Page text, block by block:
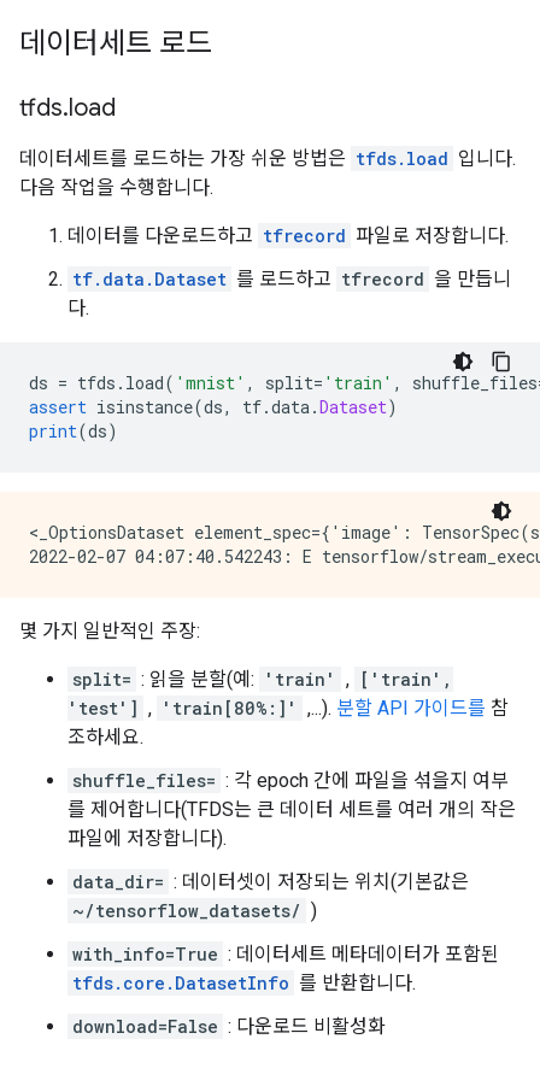
데이터세트 로드
tfds.load
데이터세트를 로드하는 가장 쉬운 방법은 tfds.load 입니다.
다음 작업을 수행합니다.
데이터를 다운로드하고 tfrecord 파일로 저장합니다.
tf.data.Dataset 를 로드하고 tfrecord 을 만듭니
다.
ds = tfds . load( 'mnist' , split= 'train' , shuffle_files
assert isinstance(ds, tf.data.Dataset)
print(ds)
<_OptionsDataset element_spec={'image':
몇 가지 일반적인 주장:
split= : 읽을 분할(예: 'train' , ['train',
'test'] , 'train[80%:]' ,...). 분할 API 가이드를 참
조하세요.
shuffle_files= : 각 epoch 간에 파일을 섞을지 여부
를 제어합니다(TFDS는 큰 데이터 세트를 여러 개의 작은
파일에 저장합니다).
data_dir= : 데이터셋이 저장되는 위치(기본값은
~/tensorflow_datasets/ )
with_info=True : 데이터세트 메타데이터가 포함된
tfds.core.DatasetInfo 를 반환합니다.
download=False : 다운로드 비활성화